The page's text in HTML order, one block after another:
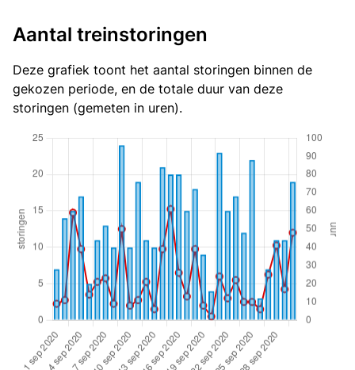
Aantal treinstoringen
Deze grafiek toont het aantal storingen binnen de
gekozen periode, en de totale duur van deze
storingen (gemeten in uren).